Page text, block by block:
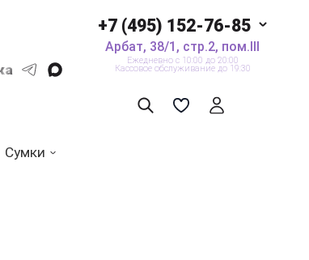
+7 (495) 152-76-85
Арбат, 38/1, стр.2, пом.III
Ежедневно с 10:00 до 20:00
Кассовое обслуживание до 19:30
Сумки